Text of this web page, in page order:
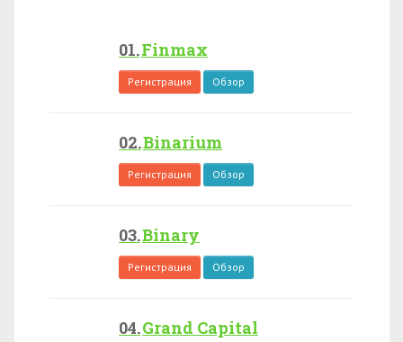
Finmax
Регистрация Обзор
Binarium
Регистрация Обзор
Binary
Регистрация Обзор
Grand Capital